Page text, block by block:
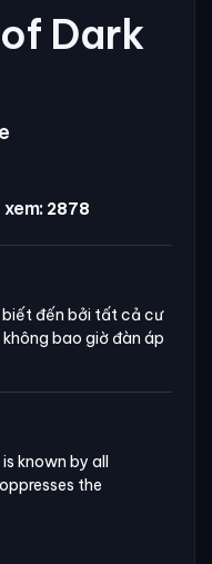
Dark
2878
biết đến bởi tất cả cư
bao giờ đàn áp
known by all
the